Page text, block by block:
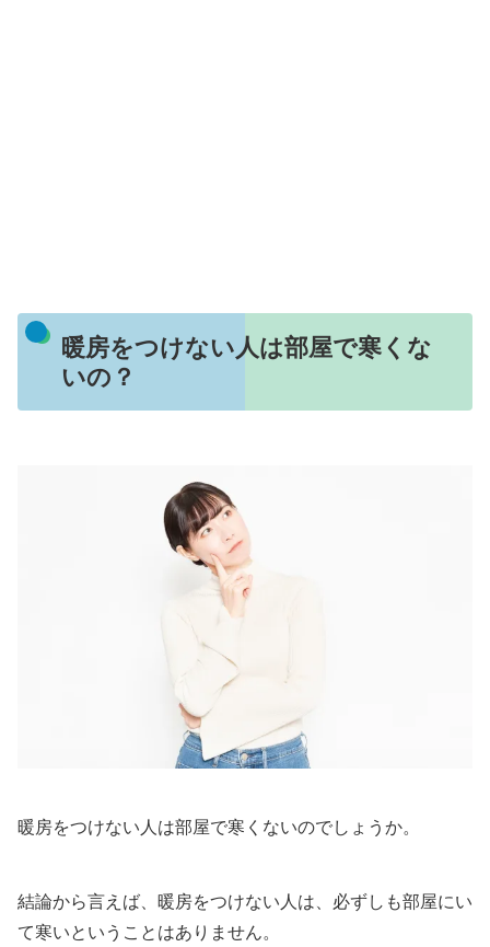
暖房をつけない人は部屋で寒くな
いの？
暖房をつけない人は部屋で寒くないのでしょうか。
結論から言えば、暖房をつけない人は、必ずしも部屋にい
て寒いということはありません。